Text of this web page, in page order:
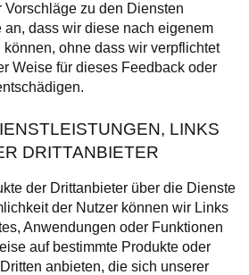
zu den Diensten
dass wir diese nach eigenem
ohne dass wir verpflichtet
Weise für dieses Feedback oder
LINKS
DRITTANBIETER
der Drittanbieter über die Dienste
der Nutzer können wir Links
Anwendungen oder Funktionen
auf bestimmte Produkte oder
anbieten, die sich unserer